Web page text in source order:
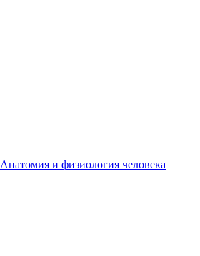
Анатомия и физиология человека